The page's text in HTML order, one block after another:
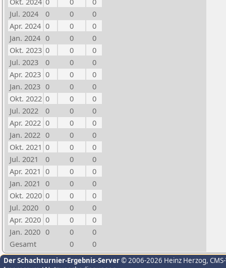
Jul. 2024
0 0
0
Apr. 2024 0 0
0
Jan. 2024 0 0
0
Okt. 2023 0 0
0
Jul. 2023
0 0
0
Apr. 2023 0 0
0
Jan. 2023 0 0
0
Okt. 2022 0 0
0
Jul. 2022
0 0
0
Apr. 2022 0 0
0
Jan. 2022 0 0
0
Okt. 2021 0 0
0
Jul. 2021
0 0
0
Apr. 2021 0 0
0
Jan. 2021 0 0
0
Okt. 2020 0 0
0
Jul. 2020
0 0
0
Apr. 2020 0 0
0
Jan. 2020 0 0
0
Gesamt
0 0
Der Schachturnier-Ergebnis-Server© 2006-2026 Heinz Herzog,